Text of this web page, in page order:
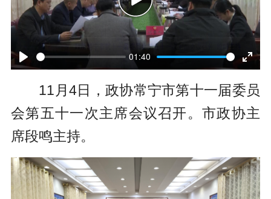
P
a
y
01:40
E
n
t
r
f
P
l
a
y
11月4日，政协常宁市第十一届委员
会第五十一次主席会议召开。市政协主
席段鸣主持。